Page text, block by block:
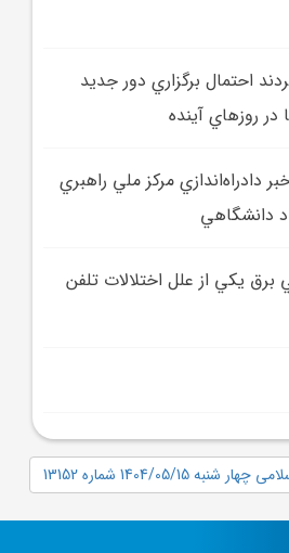
احتمال برگزاري دور جديد
در روزهاي آينده
دادراه‌اندازي مرکز ملي راهبري
دانشگاهي
برق يکي از علل اختلالات تلفن
1404/05/15 شماره 13152